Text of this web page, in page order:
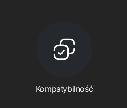
Kompatybilność